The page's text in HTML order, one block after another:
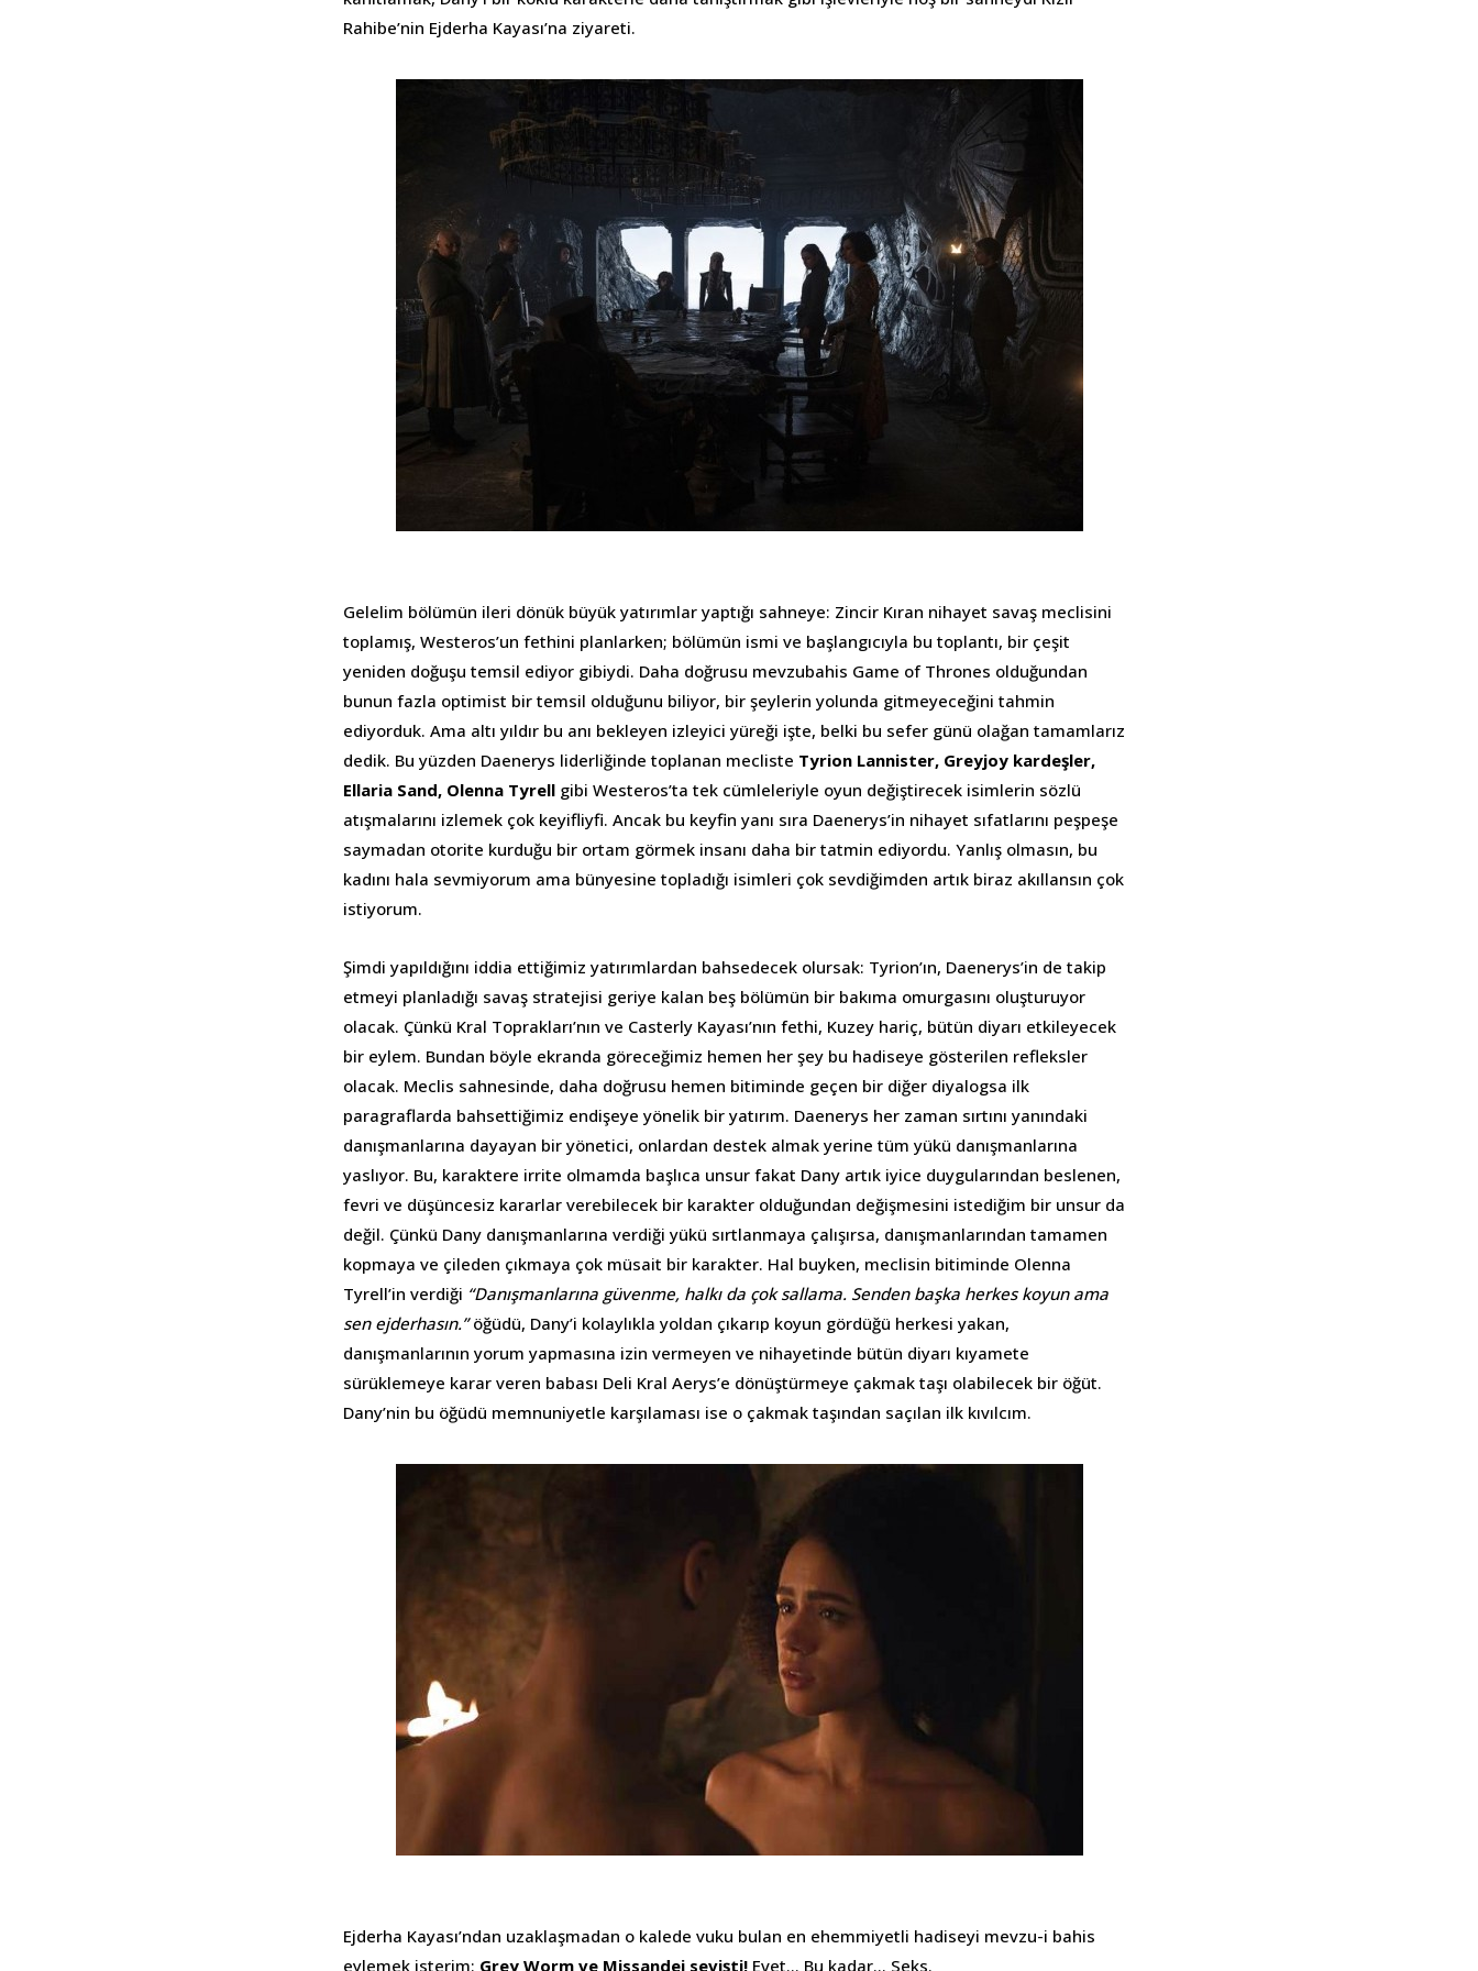
Rahibe’nin Ejderha Kayası’na ziyareti.
Gelelim bölümün ileri dönük büyük yatırımlar yaptığı sahneye: Zincir Kıran nihayet savaş meclisini
toplamış, Westeros’un fethini planlarken; bölümün ismi ve başlangıcıyla bu toplantı, bir çeşit
yeniden doğuşu temsil ediyor gibiydi. Daha doğrusu mevzubahis Game of Thrones olduğundan
bunun fazla optimist bir temsil olduğunu biliyor, bir şeylerin yolunda gitmeyeceğini tahmin
ediyorduk. Ama altı yıldır bu anı bekleyen izleyici yüreği işte, belki bu sefer günü olağan tamamlarız
dedik. Bu yüzden Daenerys liderliğinde toplanan mecliste Tyrion Lannister, Greyjoy kardeşler,
Ellaria Sand, Olenna Tyrell gibi Westeros’ta tek cümleleriyle oyun değiştirecek isimlerin sözlü
atışmalarını izlemek çok keyifliyfi. Ancak bu keyfin yanı sıra Daenerys’in nihayet sıfatlarını peşpeşe
saymadan otorite kurduğu bir ortam görmek insanı daha bir tatmin ediyordu. Yanlış olmasın, bu
kadını hala sevmiyorum ama bünyesine topladığı isimleri çok sevdiğimden artık biraz akıllansın çok
istiyorum.
Şimdi yapıldığını iddia ettiğimiz yatırımlardan bahsedecek olursak: Tyrion’ın, Daenerys’in de takip
etmeyi planladığı savaş stratejisi geriye kalan beş bölümün bir bakıma omurgasını oluşturuyor
olacak. Çünkü Kral Toprakları’nın ve Casterly Kayası’nın fethi, Kuzey hariç, bütün diyarı etkileyecek
bir eylem. Bundan böyle ekranda göreceğimiz hemen her şey bu hadiseye gösterilen refleksler
olacak. Meclis sahnesinde, daha doğrusu hemen bitiminde geçen bir diğer diyalogsa ilk
paragraflarda bahsettiğimiz endişeye yönelik bir yatırım. Daenerys her zaman sırtını yanındaki
danışmanlarına dayayan bir yönetici, onlardan destek almak yerine tüm yükü danışmanlarına
yaslıyor. Bu, karaktere irrite olmamda başlıca unsur fakat Dany artık iyice duygularından beslenen,
fevri ve düşüncesiz kararlar verebilecek bir karakter olduğundan değişmesini istediğim bir unsur da
değil. Çünkü Dany danışmanlarına verdiği yükü sırtlanmaya çalışırsa, danışmanlarından tamamen
kopmaya ve çileden çıkmaya çok müsait bir karakter. Hal buyken, meclisin bitiminde Olenna
Tyrell’in verdiği “Danışmanlarına güvenme, halkı da çok sallama. Senden başka herkes koyun ama
sen ejderhasın.”öğüdü, Dany’i kolaylıkla yoldan çıkarıp koyun gördüğü herkesi yakan,
danışmanlarının yorum yapmasına izin vermeyen ve nihayetinde bütün diyarı kıyamete
sürüklemeye karar veren babası Deli Kral Aerys’e dönüştürmeye çakmak taşı olabilecek bir öğüt.
Dany’nin bu öğüdü memnuniyetle karşılaması ise o çakmak taşından saçılan ilk kıvılcım.
Ejderha Kayası’ndan uzaklaşmadan o kalede vuku bulan en ehemmiyetli hadiseyi mevzu-i bahis
eylemek isterim: Grey Worm ve Missandei sevişti! Evet… Bu kadar… Seks.